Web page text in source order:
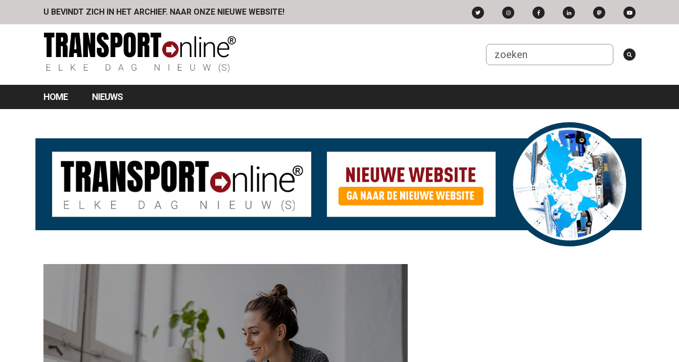
U BEVINDT ZICH IN HET ARCHIEF. NAAR ONZE NIEUWE WEBSITE!
HOME NIEUWS